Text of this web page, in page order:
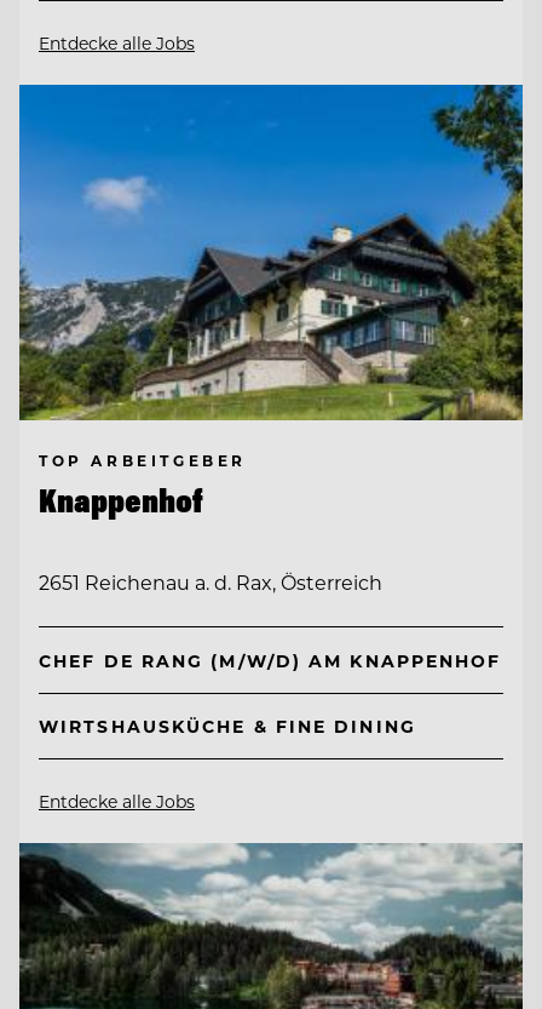
Entdecke alle Jobs
TOP ARBEITGEBER
Knappenhof
2651 Reichenau a. d. Rax, Österreich
CHEF DE RANG (M/W/D) AM KNAPPENHOF
WIRTSHAUSKÜCHE & FINE DINING
Entdecke alle Jobs